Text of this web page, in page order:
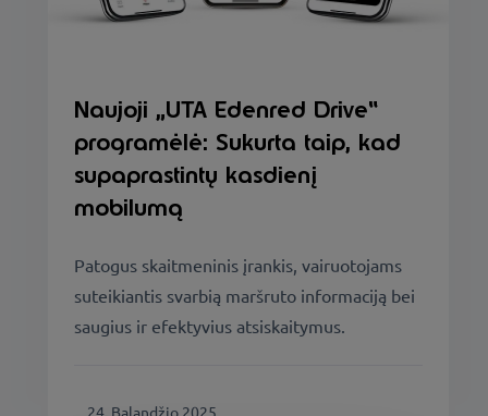
Naujoji „UTA Edenred Drive“
programėlė: Sukurta taip, kad
supaprastintų kasdienį
mobilumą
Patogus skaitmeninis įrankis, vairuotojams
suteikiantis svarbią maršruto informaciją bei
saugius ir efektyvius atsiskaitymus.
24. Balandžio 2025